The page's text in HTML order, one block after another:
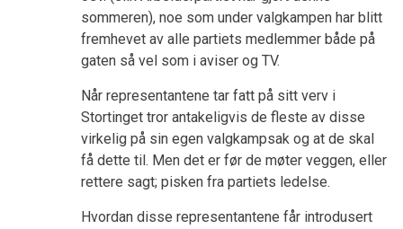
sommeren), noe som under valgkampen har blitt
fremhevet av alle partiets medlemmer både på
gaten så vel som i aviser og TV.
Når representantene tar fatt på sitt verv i
Stortinget tror antakeligvis de fleste av disse
virkelig på sin egen valgkampsak og at de skal
få dette til. Men det er før de møter veggen, eller
rettere sagt; pisken fra partiets ledelse.
Hvordan disse representantene får introdusert